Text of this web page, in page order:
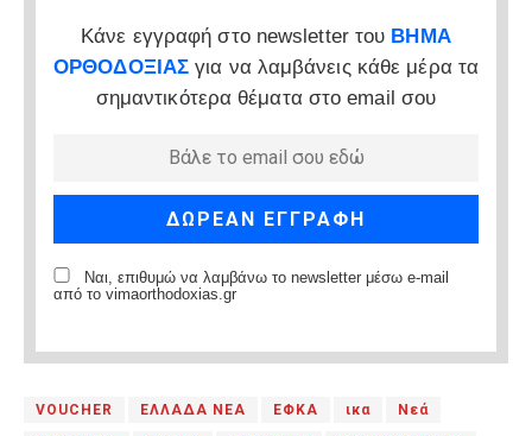
Κάνε εγγραφή στο newsletter του ΒΗΜΑ
ΟΡΘΟΔΟΞΙΑΣ για να λαμβάνεις κάθε μέρα τα
σημαντικότερα θέματα στο email σου
Ναι, επιθυμώ να λαμβάνω το newsletter μέσω e-mail
από το vimaorthodoxias.gr
VOUCHER ΕΛΛΑΔΑ ΝΕΑ ΕΦΚΑ ικα Νεά